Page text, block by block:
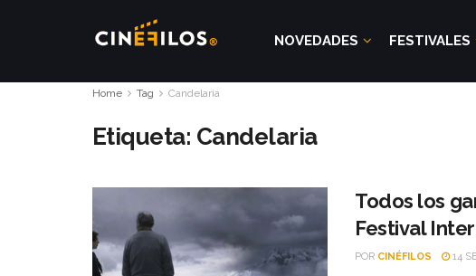
NOVEDADES FESTIVALES
Home Tag Candelaria
Etiqueta: Candelaria
Todos los
Festival
POR CINÉFILOS 14